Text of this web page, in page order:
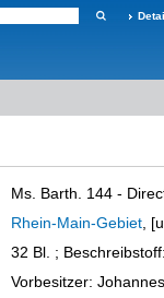
Ms. Barth. 144 -
Rhein-Main-Gebiet ,
32 Bl. ;
Vorbesitzer: